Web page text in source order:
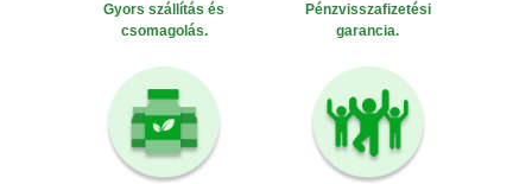
Gyors szállítás és
csomagolás.
Pénzvisszafizetési
garancia.